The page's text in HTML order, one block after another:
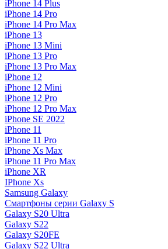
iPhone 14 Plus
iPhone 14 Pro
iPhone 14 Pro Max
iPhone 13
iPhone 13 Mini
iPhone 13 Pro
iPhone 13 Pro Max
iPhone 12
iPhone 12 Mini
iPhone 12 Pro
iPhone 12 Pro Max
iPhone SE 2022
iPhone 11
iPhone 11 Pro
iPhone Xs Max
iPhone 11 Pro Max
iPhone XR
IPhone Xs
Samsung Galaxy
Смартфоны серии Galaxy S
Galaxy S20 Ultra
Galaxy S22
Galaxy S20FE
Galaxy S22 Ultra